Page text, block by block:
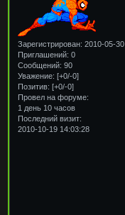
Зарегистрирован: 2010-05-30
Приглашений: 0
Сообщений: 90
Уважение: [+0/-0]
Позитив: [+0/-0]
Провел на форуме:
1 день 10 часов
Последний визит:
2010-10-19 14:03:28